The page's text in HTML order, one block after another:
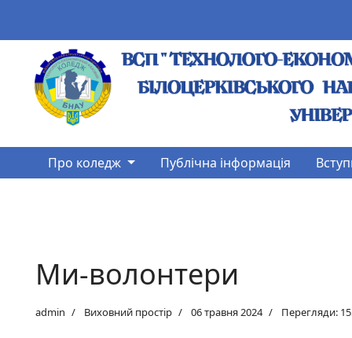
Про коледж Публічна інформація
Ми-волонтери
admin Виховний простір 06 травня 2024 Перегляди: